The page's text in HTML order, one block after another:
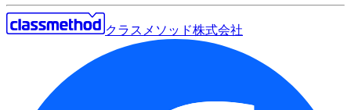
クラスメソッド株式会社